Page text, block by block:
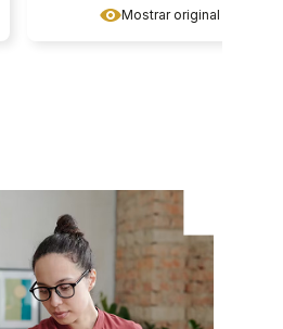
Mostrar original